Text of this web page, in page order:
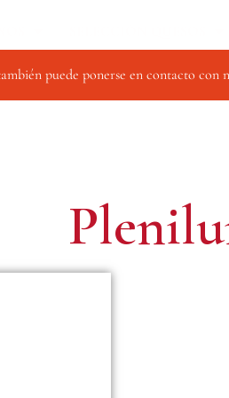
puede ponerse en contacto con